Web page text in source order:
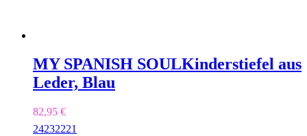
MY SPANISH SOULKinderstiefel aus
Leder, Blau
82,95 €
24232221